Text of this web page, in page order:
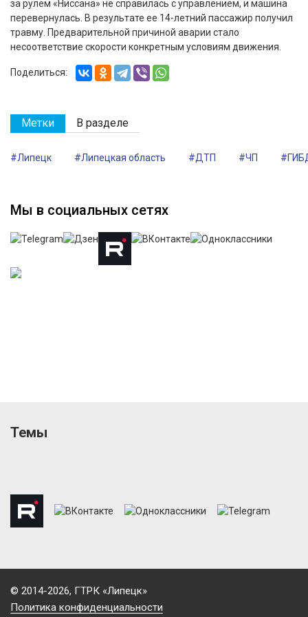
за рулем «Ниссана» не справилась с управлением, и машина
перевернулась. В результате ее 14-летний пассажир получил
травму. Предварительной причиной аварии стало
несоответствие скорости конкретным условиям движения.
Поделиться:
Метки В разделе
#Липецк #Липецкая область #ДТП #ЧП
Мы в социальных сетях
Темы
© 2014-2026, ГТРК «Липецк»
Политика конфиденциальности